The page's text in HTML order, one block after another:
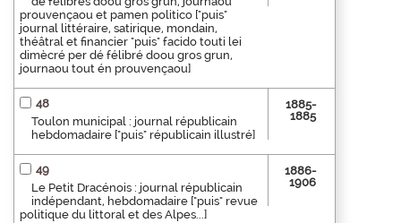
prouvençaou et pamen politico ["puis"
journal littéraire, satirique, mondain,
théâtral et financier "puis" facido touti lei
dimècré per dé félibré doou gros grun,
journaou tout én prouvençaou]
48
Toulon municipal : journal républicain
hebdomadaire ["puis" républicain illustré]
1885-
1885
49
Le Petit Dracénois : journal républicain
indépendant, hebdomadaire ["puis" revue
politique du littoral et des Alpes...]
1886-
1906